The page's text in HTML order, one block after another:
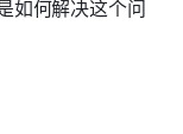
如何解决这个问